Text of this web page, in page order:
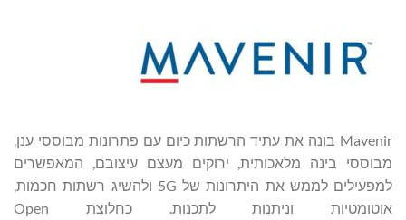
Mavenir בונה את עתיד הרשתות כיום עם פתרונות מבוססי ענן,
מבוססי בינה מלאכותית, ירוקים מעצם עיצובם, המאפשרים
למפעילים לממש את היתרונות של 5G ולהשיג רשתות חכמות,
אוטומטיות וניתנות לתכנות. כחלוצת Open